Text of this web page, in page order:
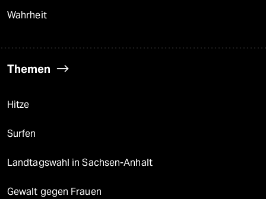
Wahrheit
Themen
Hitze
Surfen
Landtagswahl in Sachsen-Anhalt
Gewalt gegen Frauen